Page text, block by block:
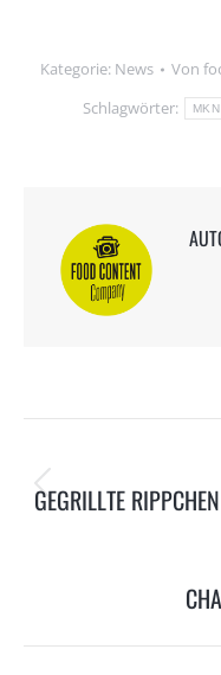
Kategorie: News Von
Schlagwörter:
MKN
GEGRILLTE